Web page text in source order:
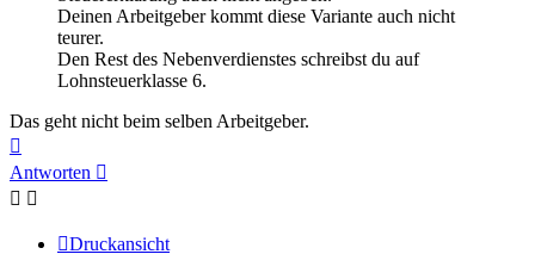
Deinen Arbeitgeber kommt diese Variante auch nicht
teurer.
Den Rest des Nebenverdienstes schreibst du auf
Lohnsteuerklasse 6.
Das geht nicht beim selben Arbeitgeber.
oben
Antworten
Druckansicht